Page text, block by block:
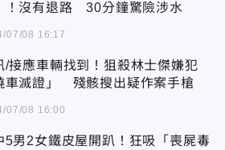
！沒有退路 30分鐘驚險涉水
07/08 16:17
/接應車輛找到！狙殺林士傑嫌犯
車滅證」 殘骸搜出疑作案手槍
07/08 16:00
5男2女鐵皮屋開趴！狂吸「喪屍毒